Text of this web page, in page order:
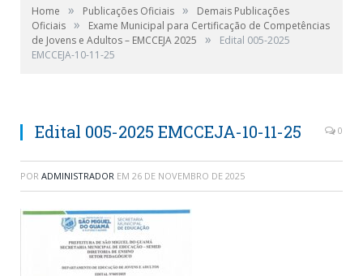
Home » Publicações Oficiais »
Demais Publicações
Oficiais »
Exame Municipal para Certificação de Competências
de Jovens e Adultos – EMCCEJA 2025
»
Edital 005-2025
EMCCEJA-10-11-25
Edital 005-2025 EMCCEJA-10-11-25 0
POR ADMINISTRADOR EM 26 DE NOVEMBRO DE 2025